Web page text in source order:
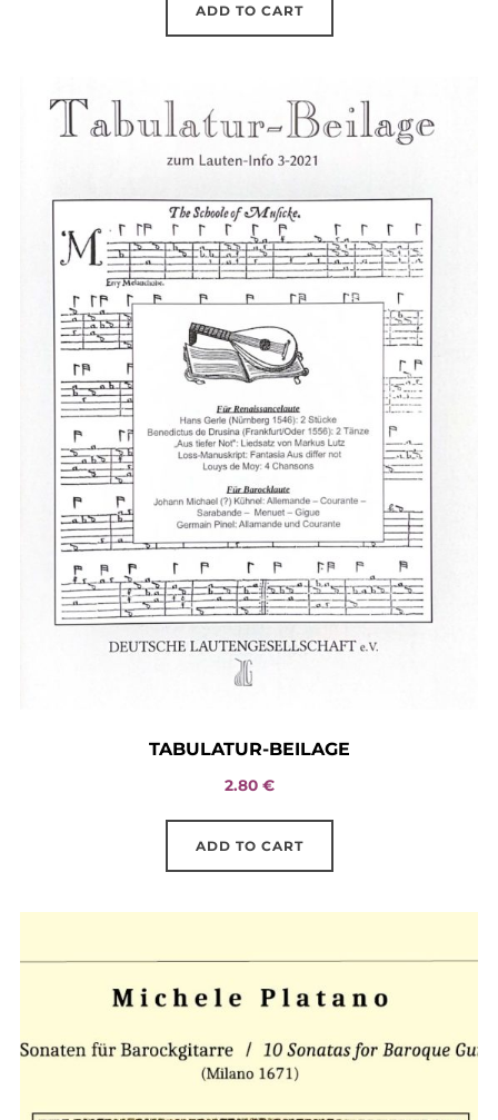
ADD TO CART
TABULATUR-BEILAGE
2.80 €
ADD TO CART